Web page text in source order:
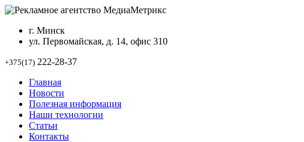
г. Минск
ул. Первомайская, д. 14, офис 310
+375(17) 222-28-37
Главная
Новости
Полезная информация
Наши технологии
Статьи
Контакты